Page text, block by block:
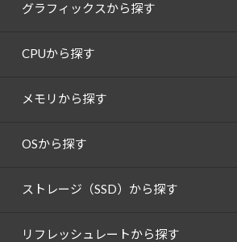
グラフィックスから探す
CPUから探す
メモリから探す
OSから探す
ストレージ（SSD）から探す
リフレッシュレートから探す